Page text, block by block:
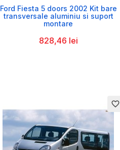

Ford Fiesta 5 doors 2002 Kit bare
transversale aluminiu si suport
montare
828,46 lei
favorite_border